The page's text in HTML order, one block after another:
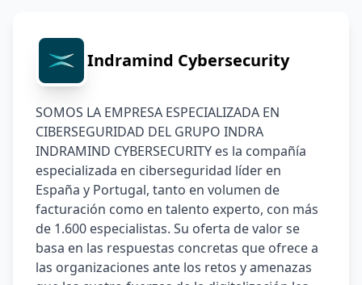
Indramind Cybersecurity
SOMOS LA EMPRESA ESPECIALIZADA EN
CIBERSEGURIDAD DEL GRUPO INDRA
INDRAMIND CYBERSECURITY es la compañía
especializada en ciberseguridad líder en
España y Portugal, tanto en volumen de
facturación como en talento experto, con más
de 1.600 especialistas. Su oferta de valor se
basa en las respuestas concretas que ofrece a
las organizaciones ante los retos y amenazas